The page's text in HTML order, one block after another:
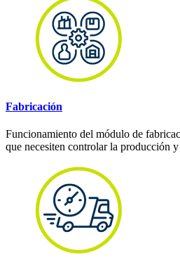
Fabricación
Funcionamiento del módulo de
que necesiten controlar la producción